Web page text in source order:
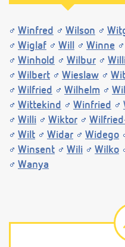
Winfred Wilson
Wiglaf
Will Winne
Winhold
Wilbur
Wilbert
Wieslaw
Wilfried
Wilhelm
Wittekind
Winfried
Willi
Wiktor
Wilt
Widar Widego
Winsent
Wili Wilko
Wanya